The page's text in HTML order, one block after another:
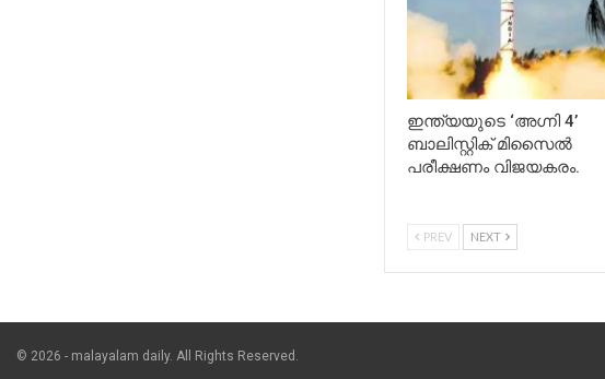
ഇന്ത്യയുടെ ‘അഗ്നി 4’
ബാലിസ്റ്റിക് മിസൈൽ
പരീക്ഷണം വിജയകരം.
PREV NEXT
© 2026 - malayalam daily. All Rights Reserved.